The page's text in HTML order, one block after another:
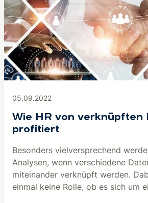
05.09.2022
Wie HR von verknüpften
profitiert
Besonders vielversprechend
Analysen, wenn verschiedene
miteinander verknüpft werden.
einmal keine Rolle, ob es sich um